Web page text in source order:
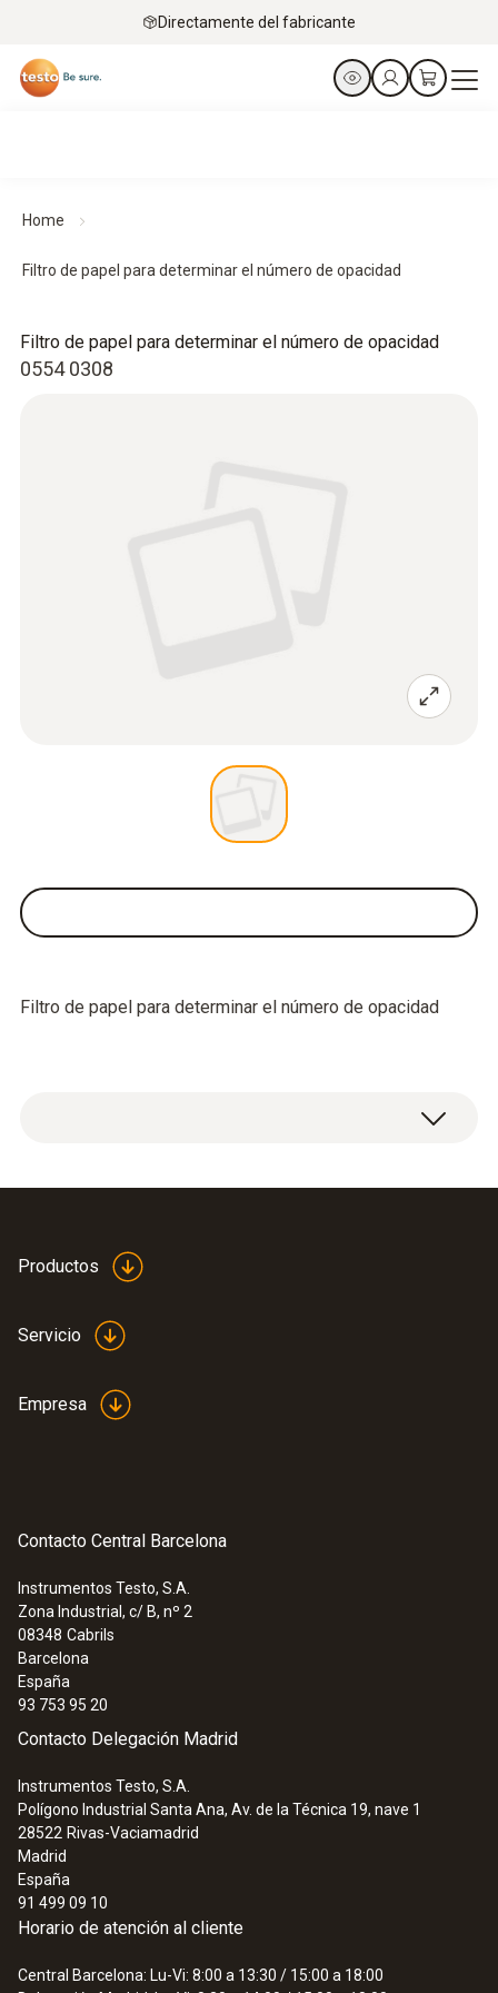
Directamente del fabricante
Home
Filtro de papel para determinar el número de opacidad
0554 0308
Filtro de papel para determinar el número de opacidad
Filtro de papel para determinar el número de opacidad
:0554 0307
139,70 €
Productos
Servicio
Empresa
Contacto Central Barcelona
Instrumentos Testo, S.A.
Zona Industrial, c/ B, nº 2
08348 Cabrils
Barcelona
España
93 753 95 20
Contacto Delegación Madrid
Instrumentos Testo, S.A.
Polígono Industrial Santa Ana, Av. de la Técnica 19, nave 1
28522 Rivas-Vaciamadrid
Madrid
España
91 499 09 10
Horario de atención al cliente
Central Barcelona: Lu-Vi: 8:00 a 13:30 / 15:00 a 18:00